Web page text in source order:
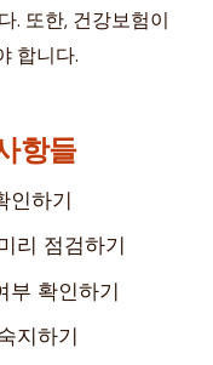
. 또한, 건강보험이
합니다.
항들
인하기
리 점검하기
부 확인하기
지하기